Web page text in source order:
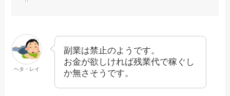
ヘタ・レイ
副業は禁止のようです。
お金が欲しければ残業代で稼ぐし
か無さそうです。